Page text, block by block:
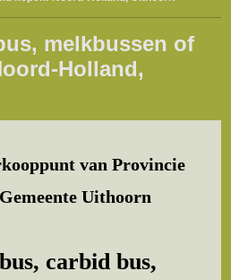
melkbussen of
Holland,
van Provincie
Uithoorn
carbid bus,